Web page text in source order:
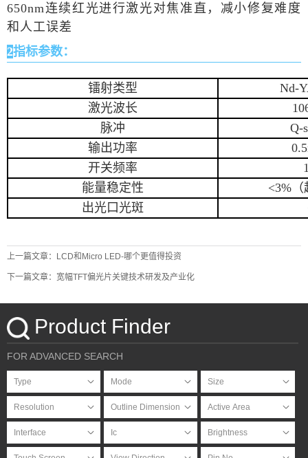
650nm连续红光进行激光对焦准直，减小修复难度
和人工误差
2指标参数：
镭射类型
Nd-
激光波长
脉冲
Q-
输出功率
开关频率
能量稳定性
<3%
出光口光斑
上一篇文章：LCD和Micro LED-哪个更值得投资
下一篇文章：宽幅TFT偏光片关键技术研发及产业化
Product Finder
FOR ADVANCED SEARCH